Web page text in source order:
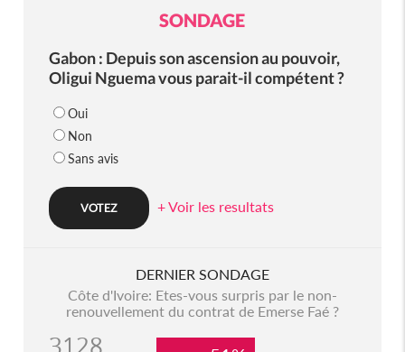
SONDAGE
Gabon : Depuis son ascension au pouvoir,
Oligui Nguema vous parait-il compétent ?
Oui
Non
Sans avis
+ Voir les resultats
DERNIER SONDAGE
Côte d'Ivoire: Etes-vous surpris par le non-
renouvellement du contrat de Emerse Faé ?